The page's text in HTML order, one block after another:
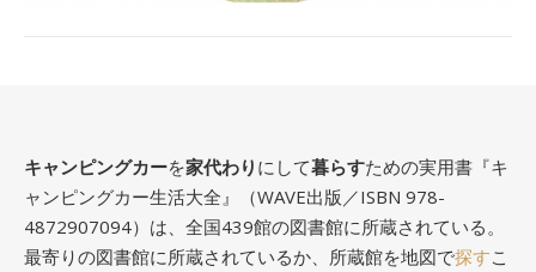
キャンピングカーを家代わり にして暮らすための実用書『キ
ャンピングカー生活大全』（WAVE出版／ISBN 978-
4872907094）は、全国439館の図書館に所蔵されている。
最寄りの図書館に所蔵されているか、所蔵館を地図で探すこ